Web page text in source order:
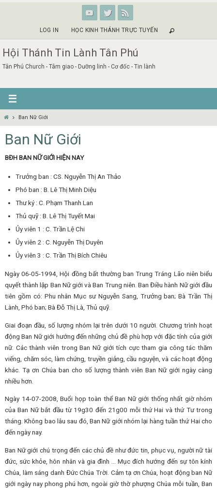
LOG IN HỌC KINH THÁNH TRỰC TUYẾN
Hội Thánh Tin Lành Tân Phú
Tân Phú Church - Tâm giao - Dưỡng linh - Cơ đốc - Tin lành
HomeBan Nữ Giới
Ban Nữ Giới
BĐH BAN NỮ GIỚI HIỆN NAY
Trưởng ban : CS. Nguyễn Thị An Thảo
Phó ban : B. Lê Thị Minh Diệu
Thư ký : C. Phạm Thanh Lan
Thủ quỹ : B. Lê Thị Tuyết Mai
Ủy viên 1 : C. Trần Lệ Chi
Ủy viên 2 : C. Nguyễn Thị Duyên
Ủy viên 3 : C. Trần Thị Bích Chiêu
Ngày 06-05-1994, Hội đồng bất thường ban Trung Tráng Lão niên biểu
quyết thành lập Ban Nữ giới và Ban Trung niên. Ban Điều hành Nữ giới đầu
tiên gồm có: Phu nhân Mục sư Nguyễn Sang, Trưởng ban; Bà Trần Thị
Lành, Phó ban; Bà Đỗ Thị Là, Thủ quỹ.
Giai đoạn đầu, số lượng nhóm lại trên dưới 10 người. Chương trình hoạt
động Ban Nữ giới hướng đến những chủ đề phù hợp với đặc tính của giới
nữ. Các thành viên trong Ban Nữ giới tích cực tham gia công tác thăm
viếng, chăm sóc, làm chứng, truyền giảng, cầu nguyện, và các hoạt động
khác. Tạ ơn Chúa ban cho số lượng thành viên Ban Nữ giới ngày càng
nhiều hơn.
Ngày 14-07-2008, Buổi họp toàn thể Ban Nữ giới thống nhất giờ nhóm
của Ban Nữ bắt đầu từ 19g30 đến 21g00 mỗi thứ Hai và thứ Tư trong
tháng. Không bao lâu sau đó, Ban Nữ giới nhóm lại hàng tuần thứ Hai cho
đến ngày nay.
Ban Nữ giới chú trọng đến các chủ đề như đức tin, phục vụ, người nữ tài
đức, sức khỏe, hôn nhân và gia đình … Mục đích hướng đến sự tôn kính
Chúa, làm sáng danh Đức Chúa Trời. Cảm tạ ơn Chúa, hoạt động ban Nữ
giới ngày nay phong phú hơn, ngoài giờ thờ phượng Chúa mỗi tuần, Ban